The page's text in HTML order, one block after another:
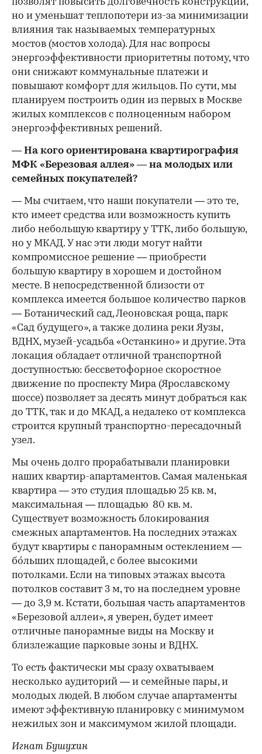
позволят повысить долговечность конструкции,
но и уменьшат теплопотери из-за минимизации
влияния так называемых температурных
мостов (мостов холода). Для нас вопросы
энергоэффективности приоритетны потому, что
они снижают коммунальные платежи и
повышают комфорт для жильцов. По сути, мы
планируем построить один из первых в Москве
жилых комплексов с полноценным набором
энергоэффективных решений.
— На кого ориентирована квартирография
МФК «Березовая аллея» — на молодых или
семейных покупателей?
— Мы считаем, что наши покупатели — это те,
кто имеет средства или возможность купить
либо небольшую квартиру у ТТК, либо большую,
но у МКАД. У нас эти люди могут найти
компромиссное решение — приобрести
большую квартиру в хорошем и достойном
месте. В непосредственной близости от
комплекса имеется большое количество парков
— Ботанический сад, Леоновская роща, парк
«Сад будущего», а также долина реки Яузы,
ВДНХ, музей-усадьба «Останкино» и другие. Эта
локация обладает отличной транспортной
доступностью: бессветофорное скоростное
движение по проспекту Мира (Ярославскому
шоссе) позволяет за десять минут добраться как
до ТТК, так и до МКАД, а недалеко от комплекса
строится крупный транспортно-пересадочный
узел.
Мы очень долго прорабатывали планировки
наших квартир-апартаментов. Самая маленькая
квартира — это студия площадью 25 кв. м,
максимальная — площадью 80 кв. м.
Существует возможность блокирования
смежных апартаментов. На последних этажах
будут квартиры с панорамным остеклением —
бóльших площадей, с более высокими
потолками. Если на типовых этажах высота
потолков составит 3 м, то на последнем уровне
— до 3,9 м. Кстати, большая часть апартаментов
«Березовой аллеи», я уверен, будет имеет
отличные панорамные виды на Москву и
близлежащие парковые зоны и ВДНХ.
То есть фактически мы сразу охватываем
несколько аудиторий — и семейные пары, и
молодых людей. В любом случае апартаменты
имеют эффективную планировку с минимумом
нежилых зон и максимумом жилой площади.
Игнат Бушухин